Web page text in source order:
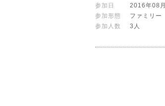
参加日
2016年08月
参加形態
ファミリー
参加人数
3人